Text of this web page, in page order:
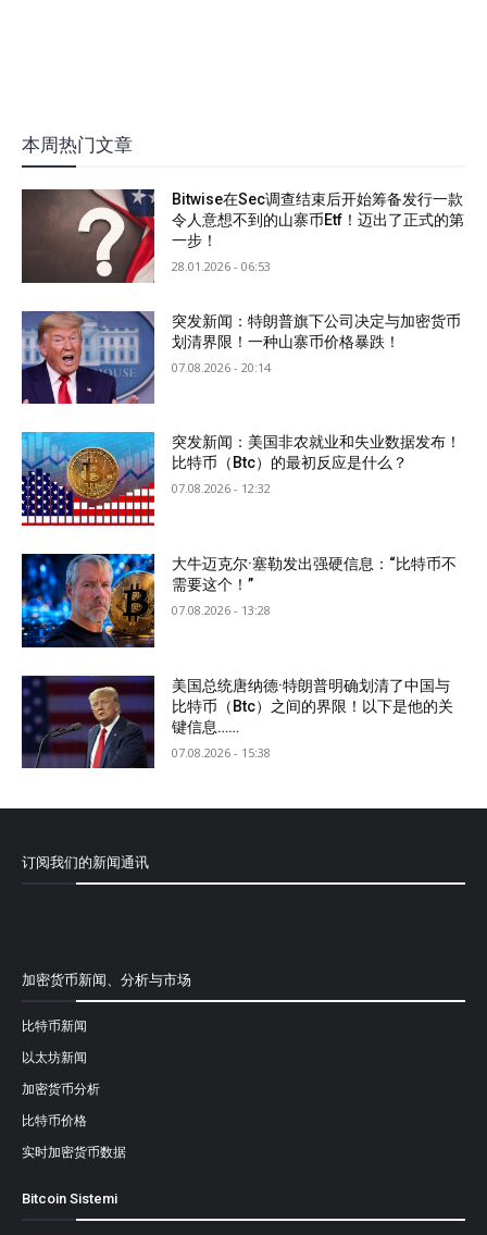
本周热门文章
Bitwise在Sec调查结束后开始筹备发行一款
令人意想不到的山寨币Etf！迈出了正式的第
一步！
28.01.2026 - 06:53
突发新闻：特朗普旗下公司决定与加密货币
划清界限！一种山寨币价格暴跌！
07.08.2026 - 20:14
突发新闻：美国非农就业和失业数据发布！
比特币（Btc）的最初反应是什么？
07.08.2026 - 12:32
大牛迈克尔·塞勒发出强硬信息：“比特币不
需要这个！”
07.08.2026 - 13:28
美国总统唐纳德·特朗普明确划清了中国与
比特币（Btc）之间的界限！以下是他的关
键信息……
07.08.2026 - 15:38
订阅我们的新闻通讯
加密货币新闻、分析与市场
比特币新闻
以太坊新闻
加密货币分析
比特币价格
实时加密货币数据
Bitcoin Sistemi